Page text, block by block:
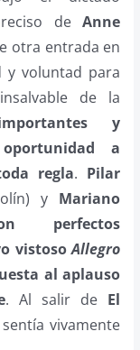
deAnne
otra entrada en
y voluntad para
de la
y
a
regla. Pilar
y Mariano
perfectos
vistosoAllegro
al aplauso
. Al salir de El
vivamente